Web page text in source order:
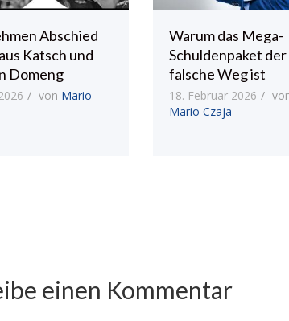
Abschied
Katsch und
Domeng
von Mario
Warum das Mega-
Schuldenpaket der
falsche Weg ist
18. Februar 2026
Mario Czaja
einen Kommentar